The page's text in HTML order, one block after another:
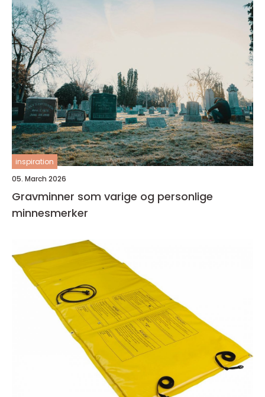
inspiration
05. March 2026
Gravminner som varige og personlige
minnesmerker